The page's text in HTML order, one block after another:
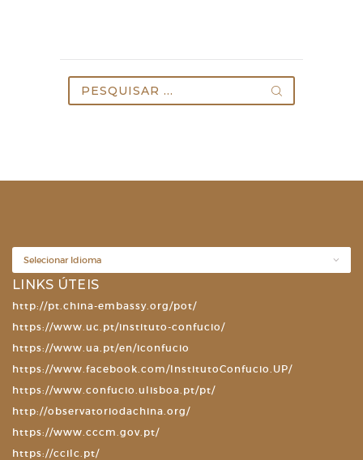
por:
LINKS ÚTEIS
http://pt.china-embassy.org/pot/
https://www.uc.pt/instituto-confucio/
https://www.ua.pt/en/iconfucio
https://www.facebook.com/InstitutoConfucio.UP/
https://www.confucio.ulisboa.pt/pt/
http://observatoriodachina.org/
https://www.cccm.gov.pt/
https://ccilc.pt/